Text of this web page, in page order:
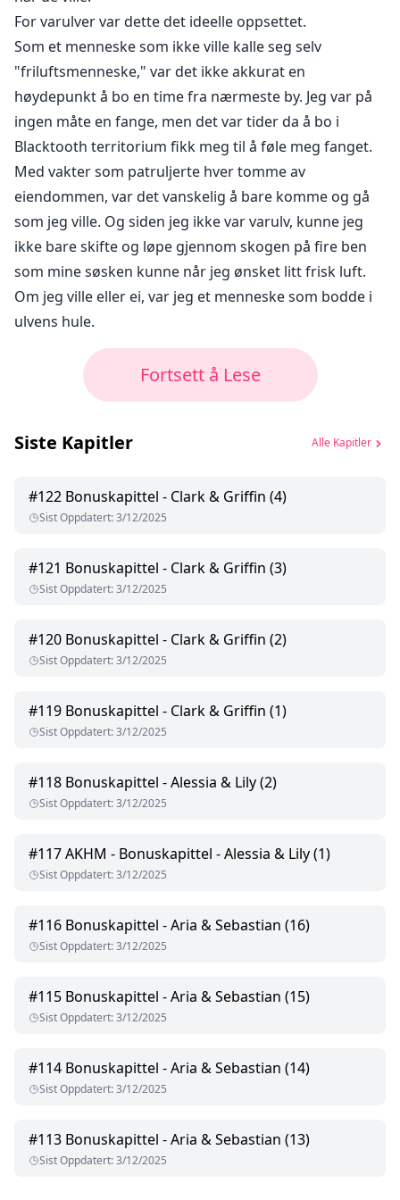
For varulver var dette det ideelle oppsettet.
Som et menneske som ikke ville kalle seg selv
"friluftsmenneske," var det ikke akkurat en
høydepunkt å bo en time fra nærmeste by. Jeg var på
ingen måte en fange, men det var tider da å bo i
Blacktooth territorium fikk meg til å føle meg fanget.
Med vakter som patruljerte hver tomme av
eiendommen, var det vanskelig å bare komme og gå
som jeg ville. Og siden jeg ikke var varulv, kunne jeg
ikke bare skifte og løpe gjennom skogen på fire ben
som mine søsken kunne når jeg ønsket litt frisk luft.
Om jeg ville eller ei, var jeg et menneske som bodde i
ulvens hule.
Fortsett å Lese
Siste Kapitler Alle Kapitler
#122 Bonuskapittel - Clark & Griffin (4)
Sist Oppdatert:3/12/2025
#121 Bonuskapittel - Clark & Griffin (3)
Sist Oppdatert:3/12/2025
#120 Bonuskapittel - Clark & Griffin (2)
Sist Oppdatert:3/12/2025
#119 Bonuskapittel - Clark & Griffin (1)
Sist Oppdatert:3/12/2025
#118 Bonuskapittel - Alessia & Lily (2)
Sist Oppdatert:3/12/2025
#117AKHM - Bonuskapittel - Alessia & Lily (1)
Sist Oppdatert:3/12/2025
#116 Bonuskapittel - Aria & Sebastian (16)
Sist Oppdatert:3/12/2025
#115 Bonuskapittel - Aria & Sebastian (15)
Sist Oppdatert:3/12/2025
#114 Bonuskapittel - Aria & Sebastian (14)
Sist Oppdatert:3/12/2025
#113 Bonuskapittel - Aria & Sebastian (13)
Sist Oppdatert:3/12/2025